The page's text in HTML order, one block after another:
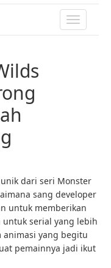
TOGGLE
dari seri Monster
sang developer
untuk memberikan
serial yang lebih
yang begitu
pemainnya jadi ikut